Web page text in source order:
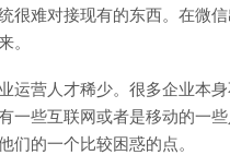
难对接现有的东西。在微信
。
营人才稀少。很多企业本身
一些互联网或者是移动的一
们的一个比较困惑的点。